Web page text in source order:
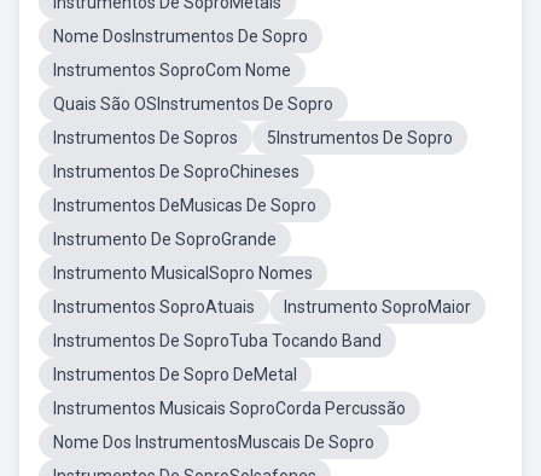
Nome DosInstrumentos De Sopro
Instrumentos SoproCom Nome
Quais São OSInstrumentos De Sopro
Instrumentos De Sopros
5Instrumentos De Sopro
Instrumentos De SoproChineses
Instrumentos DeMusicas De Sopro
Instrumento De SoproGrande
Instrumento MusicalSopro Nomes
Instrumentos SoproAtuais
Instrumento SoproMaior
Instrumentos De SoproTuba Tocando Band
Instrumentos De Sopro DeMetal
Instrumentos Musicais SoproCorda Percussão
Nome Dos InstrumentosMuscais De Sopro